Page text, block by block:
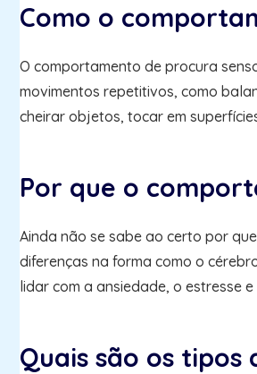
Como o
O comportamento de procura
movimentos repetitivos, como
cheirar objetos, tocar em
Por que o
Ainda não se sabe ao certo por
diferenças na forma como o
lidar com a ansiedade, o estresse
Quais são os